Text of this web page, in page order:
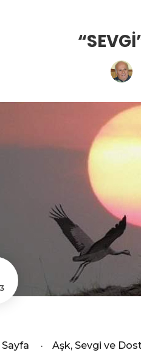
· Aşk, Sevgi ve